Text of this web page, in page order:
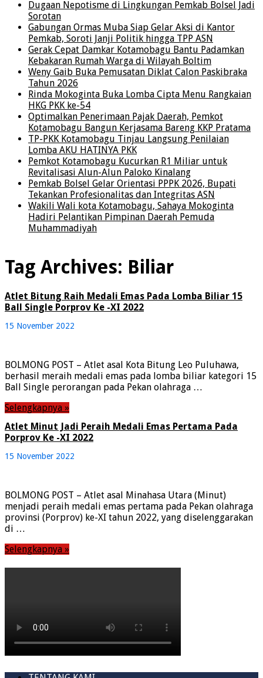
Dugaan Nepotisme di Lingkungan Pemkab Bolsel Jadi
Sorotan
Gabungan Ormas Muba Siap Gelar Aksi di Kantor
Pemkab, Soroti Janji Politik hingga TPP ASN
Gerak Cepat Damkar Kotamobagu Bantu Padamkan
Kebakaran Rumah Warga di Wilayah Boltim
Weny Gaib Buka Pemusatan Diklat Calon Paskibraka
Tahun 2026
Rinda Mokoginta Buka Lomba Cipta Menu Rangkaian
HKG PKK ke-54
Optimalkan Penerimaan Pajak Daerah, Pemkot
Kotamobagu Bangun Kerjasama Bareng KKP Pratama
TP-PKK Kotamobagu Tinjau Langsung Penilaian
Lomba AKU HATINYA PKK
Pemkot Kotamobagu Kucurkan R1 Miliar untuk
Revitalisasi Alun-Alun Paloko Kinalang
Pemkab Bolsel Gelar Orientasi PPPK 2026, Bupati
Tekankan Profesionalitas dan Integritas ASN
Wakili Wali kota Kotamobagu, Sahaya Mokoginta
Hadiri Pelantikan Pimpinan Daerah Pemuda
Muhammadiyah
Tag Archives: Biliar
Atlet Bitung Raih Medali Emas Pada Lomba Biliar 15
Ball Single Porprov Ke -XI 2022
15 November 2022
BOLMONG POST – Atlet asal Kota Bitung Leo Puluhawa,
berhasil meraih medali emas pada lomba biliar kategori 15
Ball Single perorangan pada Pekan olahraga …
Selengkapnya »
Atlet Minut Jadi Peraih Medali Emas Pertama Pada
Porprov Ke -XI 2022
15 November 2022
BOLMONG POST – Atlet asal Minahasa Utara (Minut)
menjadi peraih medali emas pertama pada Pekan olahraga
provinsi (Porprov) ke-XI tahun 2022, yang diselenggarakan
di …
Selengkapnya »